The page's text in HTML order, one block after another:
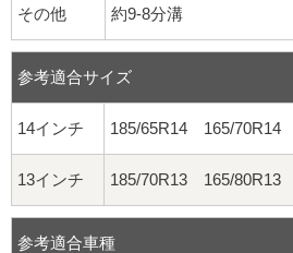
その他 約9-8分溝
参考適合サイズ
14インチ 185/65R14 165/70R14
13インチ 185/70R13 165/80R13
参考適合車種